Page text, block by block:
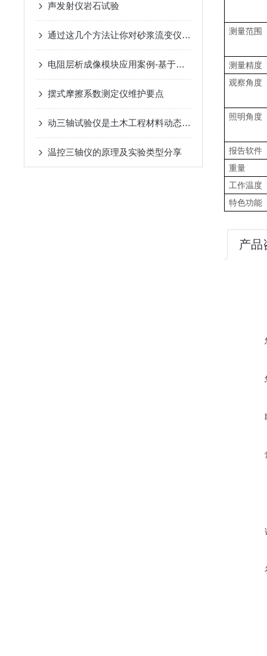
声发射仪岩石试验
通过这几个方法让你对砂浆流变仪更加了解
电阻层析成像模块应用案例-基于三维电阻层析成像的盾构机超前探测研究
摆式摩擦系数测定仪维护要点
动三轴试验仪是土木工程材料动态力学性质研究的重要工具
温控三轴仪的原理及实验类型分享
测量范围
测量精度
观察角度
照明角度
报告软件
重量
工作温度
特色功能
产品